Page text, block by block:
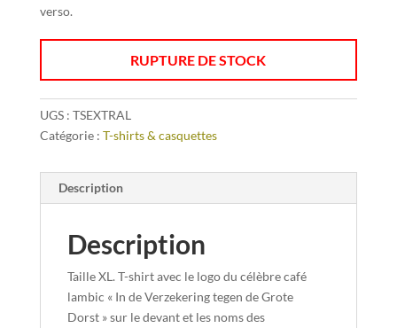
verso.
RUPTURE DE STOCK
UGS : TSEXTRAL
Catégorie : T-shirts & casquettes
Description
Description
Taille XL. T-shirt avec le logo du célèbre café
lambic « In de Verzekering tegen de Grote
Dorst » sur le devant et les noms des